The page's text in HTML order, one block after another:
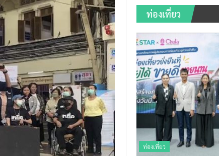
ท่องเที่ยว
ท่องเที่ยว